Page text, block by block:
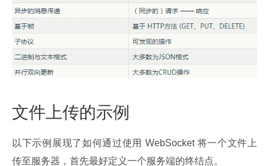
文件上传的示例
以下示例展现了如何通过使用 WebSocket 将一个文件上
传至服务器，首先最好定义一个服务端的终结点。